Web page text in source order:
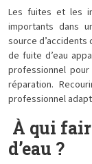
Les fuites et les
importants dans
source
de fuite d’eau
professionnel
réparation.
professionnel
À qui
d’eau ?